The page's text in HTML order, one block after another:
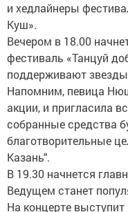
и хедлайнеры
Куш».
Вечером в 18.00
фестиваль «Танцуй
поддерживают
Напомним, певица
акции, и пригласила
собранные средства
благотворительные
Казань".
В 19.30 начнется
Ведущем станет
На концерте